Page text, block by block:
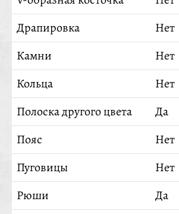
Драпировка
Нет
Камни
Нет
Кольца
Нет
Полоска другого цвета
Да
Пояс
Нет
Пуговицы
Нет
Рюши
Да